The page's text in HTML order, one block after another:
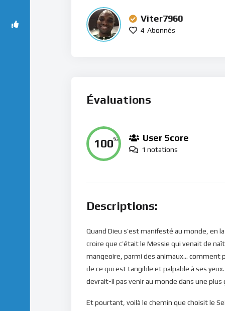
Viter7960
4 Abonnés
Évaluations
100% User Score
1 notations
Descriptions:
Quand Dieu s’est manifesté au monde, en
croire que c’était le Messie qui venait de
mangeoire, parmi des animaux… comment
de ce qui est tangible et palpable à ses
devrait-il pas venir au monde dans une
Et pourtant, voilà le chemin que choisit le